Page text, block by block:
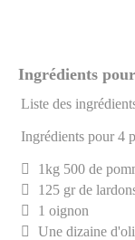
Ingrédients
Liste des
Ingrédients pour 4
1kg 500 de
125 gr de
1 oignon
Une dizaine